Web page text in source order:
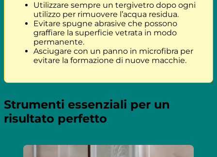
Utilizzare sempre un tergivetro dopo ogni
utilizzo per rimuovere l’acqua residua.
Evitare spugne abrasive che possono
graffiare la superficie vetrata in modo
permanente.
Asciugare con un panno in microfibra per
evitare la formazione di nuove macchie.
Strumenti essenziali per un
risultato perfetto